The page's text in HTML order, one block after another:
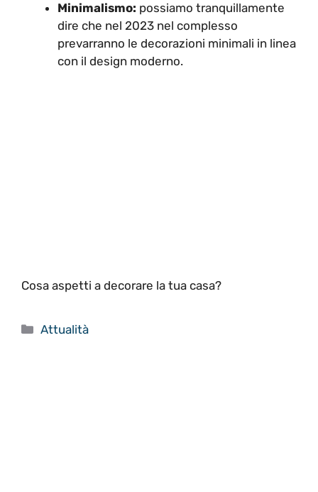
Minimalismo: possiamo tranquillamente
dire che nel 2023 nel complesso
prevarranno le decorazioni minimali in linea
con il design moderno.
Cosa aspetti a decorare la tua casa?
Categorie
Attualità